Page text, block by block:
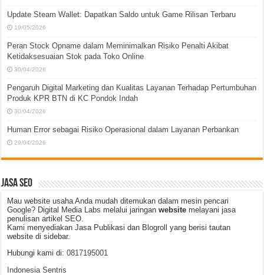
Update Steam Wallet: Dapatkan Saldo untuk Game Rilisan Terbaru
19/05/2026
Peran Stock Opname dalam Meminimalkan Risiko Penalti Akibat
Ketidaksesuaian Stok pada Toko Online
30/04/2026
Pengaruh Digital Marketing dan Kualitas Layanan Terhadap Pertumbuhan
Produk KPR BTN di KC Pondok Indah
30/04/2026
Human Error sebagai Risiko Operasional dalam Layanan Perbankan
29/04/2026
JASA SEO
Mau website usaha Anda mudah ditemukan dalam mesin pencari
Google? Digital Media Labs melalui jaringanwebsitemelayani jasa
penulisan artikel SEO.
Kami menyediakan Jasa Publikasi dan Blogroll yang berisi tautan
website di sidebar.
Hubungi kami di:0817195001
Indonesia Sentris